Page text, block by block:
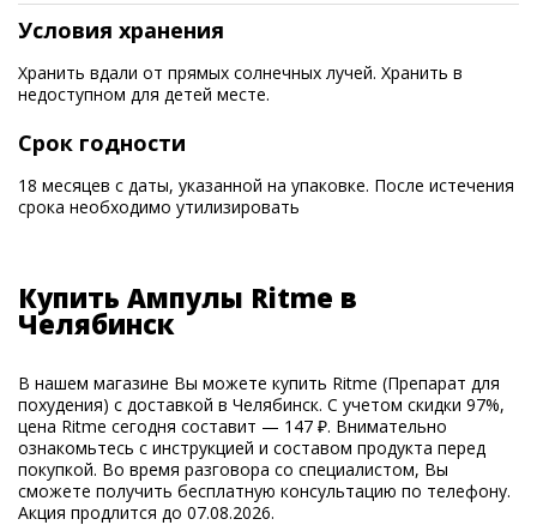
Условия хранения
Хранить вдали от прямых солнечных лучей. Хранить в
недоступном для детей месте.
Срок годности
18 месяцев с даты, указанной на упаковке. После истечения
срока необходимо утилизировать
Купить Ампулы Ritme в
Челябинск
В нашем магазине Вы можете купить Ritme (Препарат для
похудения) с доставкой в Челябинск. С учетом скидки 97%,
цена Ritme сегодня составит — 147 ₽. Внимательно
ознакомьтесь с инструкцией и составом продукта перед
покупкой. Во время разговора со специалистом, Вы
сможете получить бесплатную консультацию по телефону.
Акция продлится до 07.08.2026.